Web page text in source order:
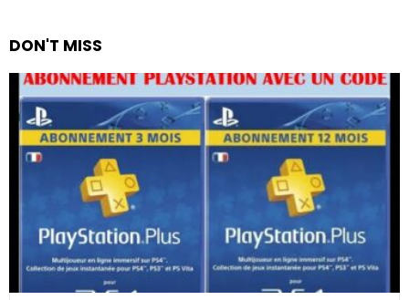
DON'T MISS